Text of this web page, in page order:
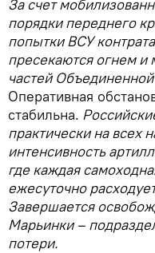
За счет
порядки переднего
попытки ВСУ
пресекаются огнем
частей
Оперативная
стабильна.
практически на всех
интенсивность
где каждая
ежесуточно
Завершается
Марьинки –
потери.